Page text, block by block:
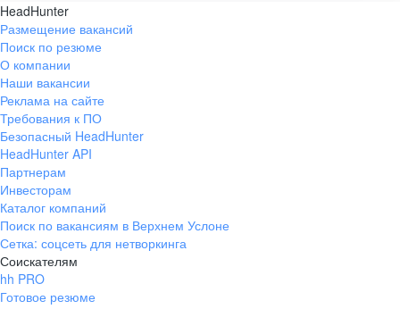
HeadHunter
Размещение вакансий
Поиск по резюме
О компании
Наши вакансии
Реклама на сайте
Требования к ПО
Безопасный HeadHunter
HeadHunter API
Партнерам
Инвесторам
Каталог компаний
Поиск по вакансиям в Верхнем Услоне
Сетка: соцсеть для нетворкинга
Соискателям
hh PRO
Готовое резюме